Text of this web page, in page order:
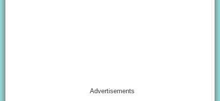
Advertisements